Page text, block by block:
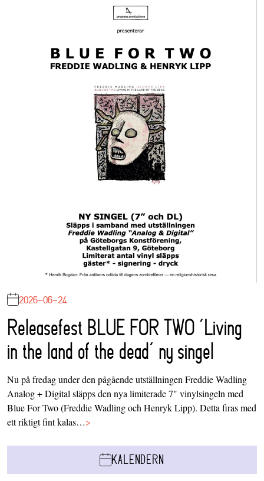
2026-06-24
Releasefest BLUE FOR TWO ‘Living
in the land of the dead’ ny singel
Nu på fredag under den pågående utställningen Freddie Wadling
Analog + Digital släpps den nya limiterade 7" vinylsingeln med
Blue For Two (Freddie Wadling och Henryk Lipp). Detta firas med
ett riktigt fint kalas…>
KALENDERN